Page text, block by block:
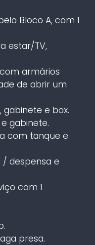
Bloco A, com 1
estar/TV,
armários
de abrir um
gabinete e box.
gabinete.
com tanque e
despensa e
com 1
presa.